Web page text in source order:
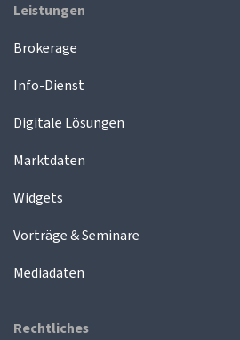
Leistungen
Brokerage
Info-Dienst
Digitale Lösungen
Marktdaten
Widgets
Vorträge & Seminare
Mediadaten
Rechtliches